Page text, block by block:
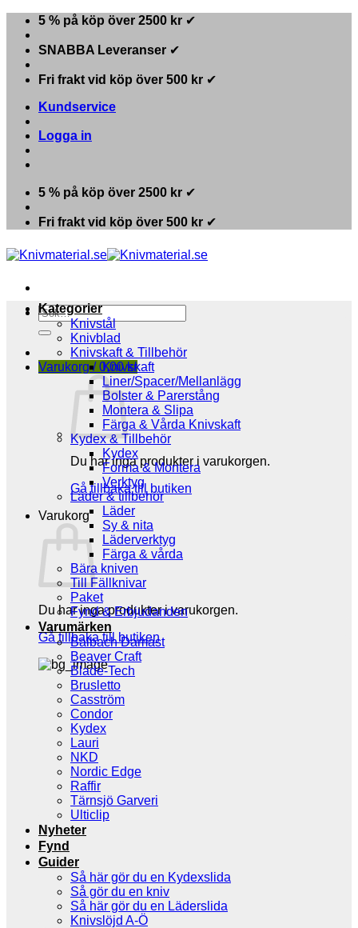
Skip
content
5 % på köp över 2500 kr ✔
SNABBA Leveranser ✔
Fri frakt vid köp över 500 kr ✔
Kundservice
Logga in
5 % på köp över 2500 kr ✔
Fri frakt vid köp över 500 kr ✔
Sök
efter:
Varukorg /0,00kr
Du har inga produkter i varukorgen.
Gå tillbaka till butiken
Varukorg
Du har inga produkter i varukorgen.
Gå tillbaka till butiken
Kategorier
Knivstål
Knivblad
Knivskaft & Tillbehör
Knivskaft
Liner/Spacer/Mellanlägg
Bolster & Parerstång
Montera & Slipa
Färga & Vårda Knivskaft
Kydex & Tillbehör
Kydex
Forma & Montera
Verktyg
Läder & tillbehör
Läder
Sy & nita
Läderverktyg
Färga & vårda
Bära kniven
Till Fällknivar
Paket
Fynd & Erbjudanden
Varumärken
Balbach Damast
Beaver Craft
Blade-Tech
Brusletto
Casström
Condor
Kydex
Lauri
NKD
Nordic Edge
Raffir
Tärnsjö Garveri
Ulticlip
Nyheter
Fynd
Guider
Så här gör du en Kydexslida
Så gör du en kniv
Så här gör du en Läderslida
Knivslöjd A-Ö